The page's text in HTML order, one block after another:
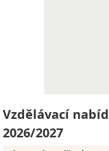
Vzdělávací
2026/2027